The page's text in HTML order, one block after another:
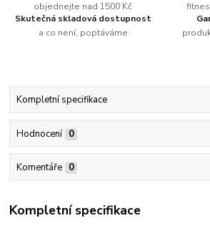
objednejte nad 1500 Kč
Skutečná skladová dostupnost
a co není, poptáváme
Kompletní specifikace
Hodnocení 0
Komentáře 0
Kompletní specifikace